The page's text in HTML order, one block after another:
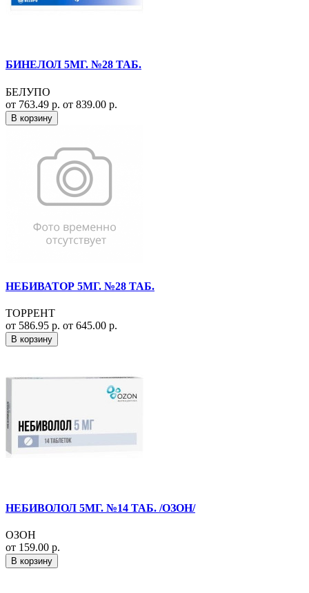
БИНЕЛОЛ 5МГ. №28 ТАБ.
БЕЛУПО
от 763.49 р. от 839.00 р.
В корзину
НЕБИВАТОР 5МГ. №28 ТАБ.
ТОРРЕНТ
от 586.95 р. от 645.00 р.
В корзину
НЕБИВОЛОЛ 5МГ. №14 ТАБ. /ОЗОН/
ОЗОН
от 159.00 р.
В корзину